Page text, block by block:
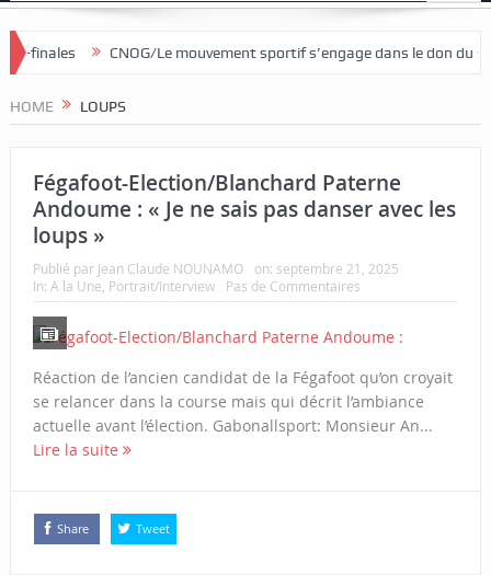
Le mouvement sportif s’engage dans le don du sang
HOME LOUPS
Fégafoot-Election/Blanchard Paterne
Andoume : « Je ne sais pas danser avec les
loups »
Publié par Jean Claude NOUNAMO on: septembre 21, 2025
In: A la Une Portrait/Interview Pas de Commentaires
Réaction de l’ancien candidat de la Fégafoot qu’on croyait
se relancer dans la course mais qui décrit l’ambiance
actuelle avant l’élection. Gabonallsport: Monsieur An...
Lire la suite
Share Tweet